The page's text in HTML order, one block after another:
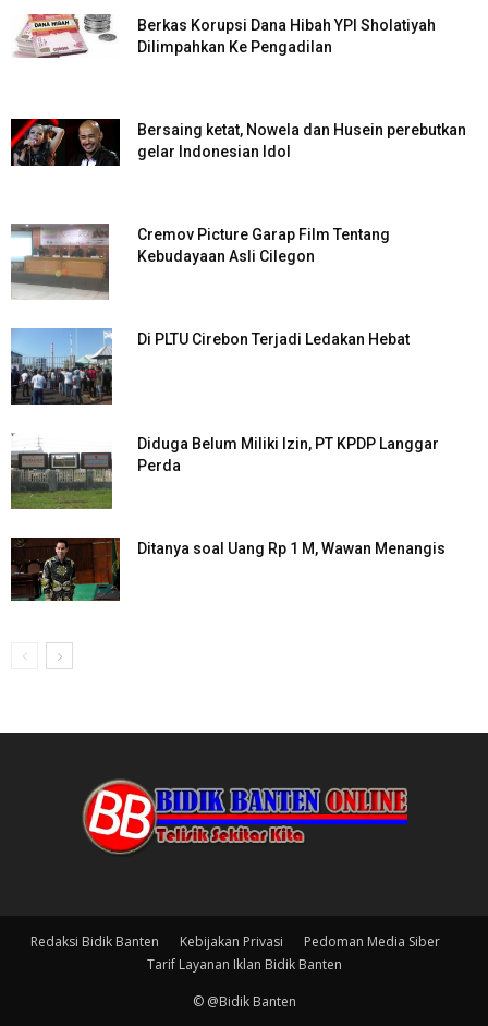
Berkas Korupsi Dana Hibah YPI Sholatiyah
Dilimpahkan Ke Pengadilan
Bersaing ketat, Nowela dan Husein perebutkan
gelar Indonesian Idol
Cremov Picture Garap Film Tentang
Kebudayaan Asli Cilegon
Di PLTU Cirebon Terjadi Ledakan Hebat
Diduga Belum Miliki Izin, PT KPDP Langgar
Perda
Ditanya soal Uang Rp 1 M, Wawan Menangis
Redaksi Bidik Banten Kebijakan Privasi
Pedoman Media Siber
Tarif Layanan Iklan Bidik Banten
© @Bidik Banten